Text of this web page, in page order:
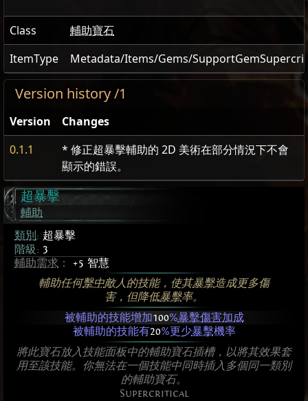
Class
輔助寶石
ItemType
Metadata/Items/Gems/
Version history /1
Version
Changes
0.1.1
* 修正超暴擊輔助的 2D 美術在部分情況下不會
顯示的錯誤。
超暴擊
輔助
類別 : 超暴擊
階級: 3
輔助需求 ： +5 智慧
輔助任何擊中敵人的技能，使其暴擊造成更多傷
害，但降低暴擊率。
被輔助的技能增加100%暴擊傷害加成
被輔助的技能有20%更少暴擊機率
將此寶石放入技能面板中的輔助寶石插槽，以將其效果套
用至該技能。你無法在一個技能中同時插入多個同一類別
的輔助寶石。
Supercritical